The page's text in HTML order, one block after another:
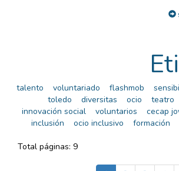
talento voluntariado flashmob
toledo
diversitas ocio teatro
innovación social
voluntarios cecap
inclusión
ocio inclusivo formación
Total páginas: 9